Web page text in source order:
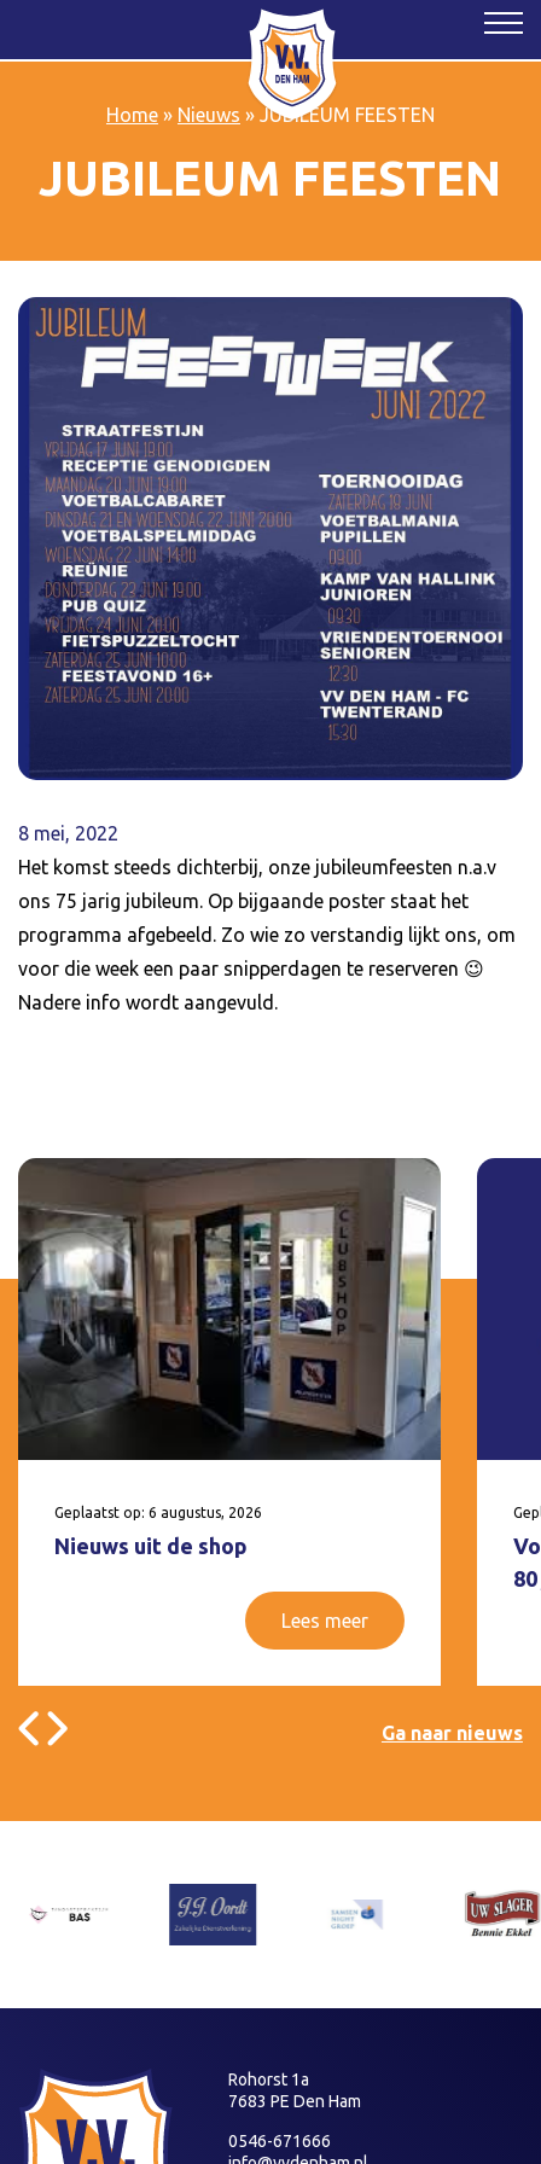
Home» Nieuws » JUBILEUM FEESTEN
JUBILEUM FEESTEN
8 mei, 2022
Het komst steeds dichterbij, onze jubileumfeesten n.a.v
ons 75 jarig jubileum. Op bijgaande poster staat het
programma afgebeeld. Zo wie zo verstandig lijkt ons, om
voor die week een paar snipperdagen te reserveren 😉
Nadere info wordt aangevuld.
Geplaatst op: 6 augustus, 2026
Nieuws uit de shop
Lees meer
Ga naar nieuws
Rohorst 1a
7683 PE Den Ham
0546-671666